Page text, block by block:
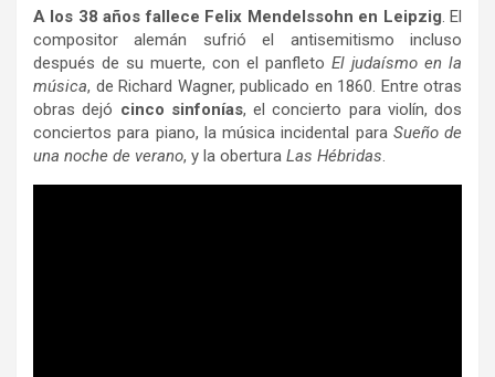
A los 38 años fallece Felix Mendelssohn en Leipzig. El
compositor alemán sufrió el antisemitismo incluso
después de su muerte, con el panfleto El judaísmo en la
música, de Richard Wagner, publicado en 1860. Entre otras
obras dejó cinco sinfonías, el concierto para violín, dos
conciertos para piano, la música incidental para Sueño de
una noche de verano, y la obertura Las Hébridas.